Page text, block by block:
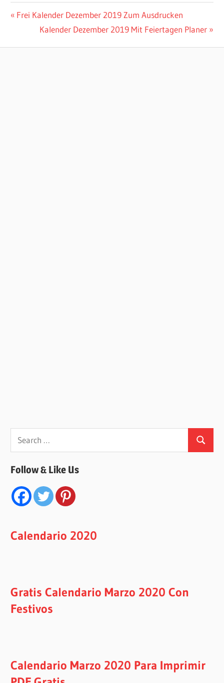
Post
navigation
Previous
Frei Kalender Dezember 2019 Zum Ausdrucken
Next
Kalender Dezember 2019 Mit Feiertagen Planer
Search
for:
Search
Follow & Like Us
Calendario 2020
Gratis Calendario Marzo 2020 Con
Festivos
Calendario Marzo 2020 Para Imprimir